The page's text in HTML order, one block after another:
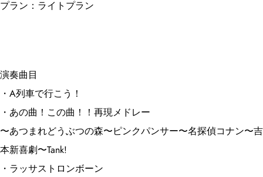
プラン：ライトプラン
演奏曲目
・A列車で行こう！
・あの曲！この曲！！再現メドレー
〜あつまれどうぶつの森〜ピンクパンサー〜名探偵コナン〜吉
本新喜劇〜Tank!
・ラッサストロンボーン